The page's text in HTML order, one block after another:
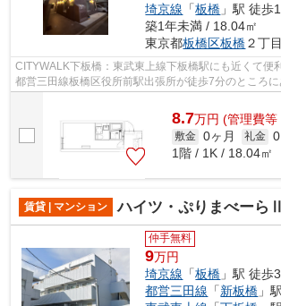
埼京線 「板橋 」駅 徒歩
築1年未満 / 18.04㎡
東京都板橋区板橋２丁目
CITYWALK下板橋：東武東上線下板橋駅にも近くて
都営三田線板橋区役所前駅出張所が徒歩7分のところ
8.7万円 (管理費等
敷金 0ヶ月 礼金
1階 / 1K / 18.04㎡
賃貸 | マンション ハイツ・ぷりまべーらⅡ
仲手無料
9万円
埼京線 「板橋 」駅 徒歩
都営三田線 「新板橋 」